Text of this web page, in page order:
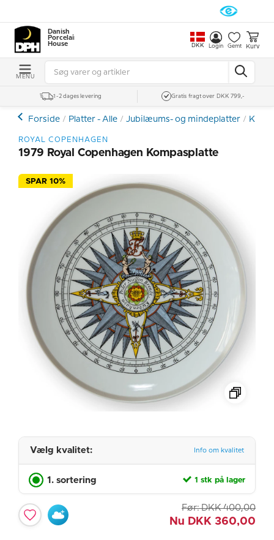
Danish
Porcelain
House
DKK Login Gemt Kurv
MENU
1-2 dages levering Gratis fragt over DKK 799,-
Forside Platter - Alle Jubilæums- og mindeplatter
ROYAL COPENHAGEN
1979 Royal Copenhagen Kompasplatte
SPAR 10%
Vælg kvalitet: Info om kvalitet
1. sortering 1 stk på lager
Før: DKK 400,00
Nu DKK 360,00